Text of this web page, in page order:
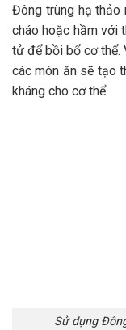
Đông trùng hạ thảo
cháo hoặc hầm với
tử để bồi bổ cơ thể.
các món ăn sẽ tạo
kháng cho cơ thể.
Sử dụng